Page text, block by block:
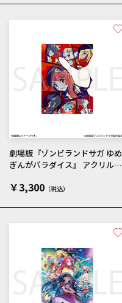
劇場版『ゾンビランドサガ ゆめ
ぎんがパラダイス』 アクリルパ
￥3,300